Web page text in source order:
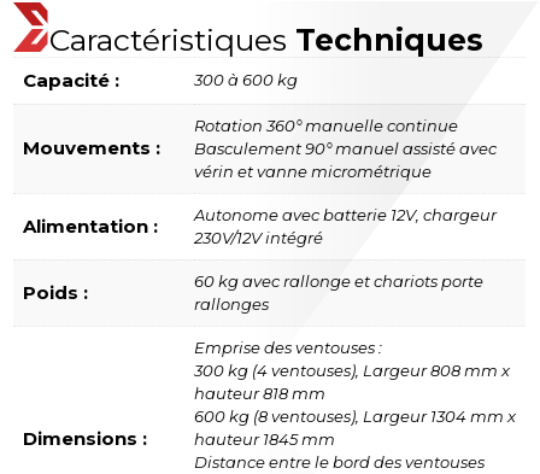
Caractéristiques Techniques
Capacité : 300 à 600 kg
Mouvements :
Rotation 360° manuelle continue
Basculement 90° manuel assisté avec
vérin et vanne micrométrique
Alimentation :
Autonome avec batterie 12V, chargeur
230V/12V intégré
Poids :
60 kg avec rallonge et chariots porte
rallonges
Dimensions :
Emprise des ventouses :
300 kg (4 ventouses), Largeur 808 mm x
hauteur 818 mm
600 kg (8 ventouses), Largeur 1304 mm x
hauteur 1845 mm
Distance entre le bord des ventouses